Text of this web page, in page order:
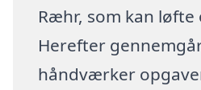
Ræhr, som kan løfte
Herefter
håndværker